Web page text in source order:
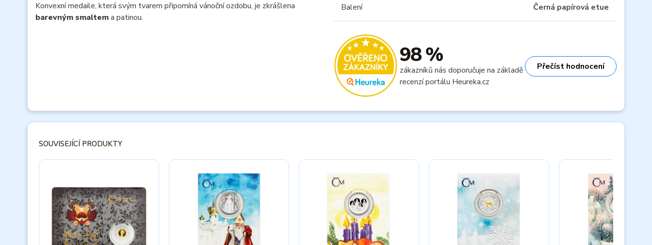
Konvexní medaile, která svým tvarem připomíná vánoční ozdobu, je zkrášlena
barevným smaltema patinou.
Balení Černá papírová etue
98 %
zákazníků nás doporučuje na základě
recenzí portálu Heureka.cz
Přečíst hodnocení
SOUVISEJÍCÍ PRODUKTY